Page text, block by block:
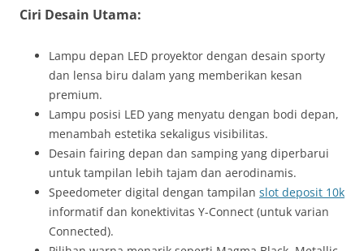
Ciri Desain Utama:
Lampu depan LED proyektor dengan desain sporty
dan lensa biru dalam yang memberikan kesan
premium.
Lampu posisi LED yang menyatu dengan bodi depan,
menambah estetika sekaligus visibilitas.
Desain fairing depan dan samping yang diperbarui
untuk tampilan lebih tajam dan aerodinamis.
Speedometer digital dengan tampilan slot deposit 10k
informatif dan konektivitas Y-Connect (untuk varian
Connected).